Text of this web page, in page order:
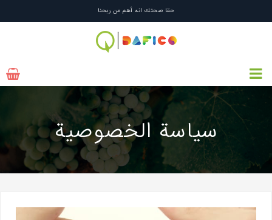
حقا صحتك انه أهم من ربحنا
سياسة الخصوصية